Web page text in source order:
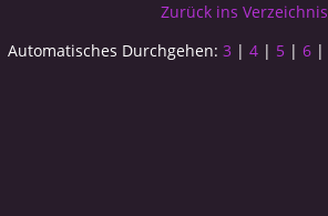
Zurück ins Verzeichnis
Automatisches Durchgehen: 3 | 4| 5 | 6|